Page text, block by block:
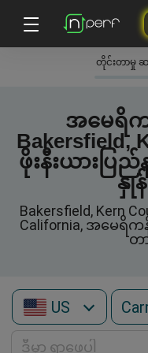
တိုင်းတာမှု
အမေရိက
ဖိုးနီးယားပြ
နှုန်
Bakersfield, Kern
California, အမေ
တ
US